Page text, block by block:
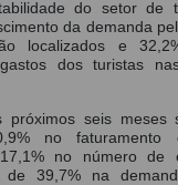
do setor de
da demanda
localizados e
dos turistas
próximos seis meses
no faturamento
no número de
de 39,7% na